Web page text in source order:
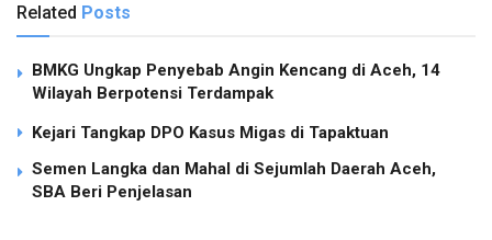
Related Posts
BMKG Ungkap Penyebab Angin Kencang di Aceh, 14
Wilayah Berpotensi Terdampak
Kejari Tangkap DPO Kasus Migas di Tapaktuan
Semen Langka dan Mahal di Sejumlah Daerah Aceh,
SBA Beri Penjelasan